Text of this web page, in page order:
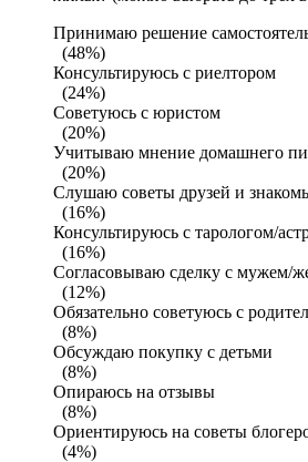
Принимаю решение
(48%)
Консультируюсь с риелтором
(24%)
Советуюсь с юристом
(20%)
Учитываю мнение домашнего
(20%)
Слушаю советы друзей и
(16%)
Консультируюсь с тарологом/
(16%)
Согласовываю сделку с мужем/
(12%)
Обязательно советуюсь с
(8%)
Обсуждаю покупку с детьми
(8%)
Опираюсь на отзывы
(8%)
Ориентируюсь на советы
(4%)